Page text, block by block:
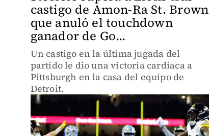
castigo de Amon-Ra St. Brown
que anuló el touchdown
ganador de Go...
Un castigo en la última jugada del
partido le dio una victoria cardiaca a
Pittsburgh en la casa del equipo de
Detroit.